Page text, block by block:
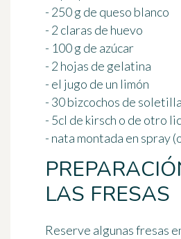
- 250 g de queso blanco
- 2 claras de huevo
- 100 g de azúcar
- 2 hojas de gelatina
- el jugo de un limón
- 30bizcochos de soletilla
- 5cl de kirsch o de otro
- nata montada en spray
LAS FRESAS
Reserve algunas fresas